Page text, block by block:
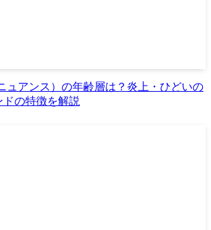
ュアンス）の年齢層は？炎上・ひどいの
の特徴を解説